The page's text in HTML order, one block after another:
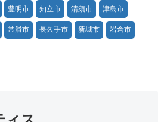
豊明市 知立市 清須市 津島市
常滑市 長久手市 新城市 岩倉市